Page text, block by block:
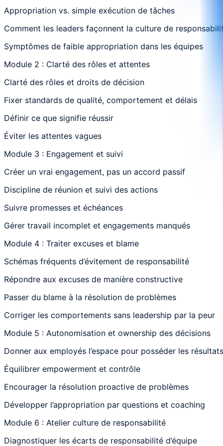
Appropriation vs. simple exécution de tâches
Comment les leaders façonnent la culture de
Symptômes de faible appropriation dans les équipes
Module 2 : Clarté des rôles et attentes
Clarté des rôles et droits de décision
Fixer standards de qualité, comportement et délais
Définir ce que signifie réussir
Éviter les attentes vagues
Module 3 : Engagement et suivi
Créer un vrai engagement, pas un accord passif
Discipline de réunion et suivi des actions
Suivre promesses et échéances
Gérer travail incomplet et engagements manqués
Module 4 : Traiter excuses et blame
Schémas fréquents d’évitement de responsabilité
Répondre aux excuses de manière constructive
Passer du blame à la résolution de problèmes
Corriger les comportements sans leadership par la peur
Module 5 : Autonomisation et ownership des décisions
Donner aux employés l’espace pour posséder les résultats
Équilibrer empowerment et contrôle
Encourager la résolution proactive de problèmes
Développer l’appropriation par questions et coaching
Module 6 : Atelier culture de responsabilité
Diagnostiquer les écarts de responsabilité d’équipe